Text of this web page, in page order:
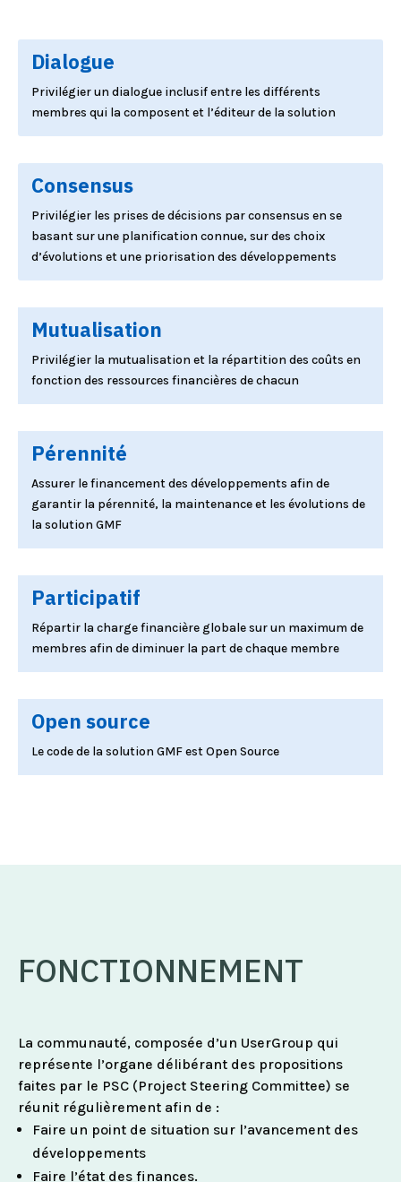
Dialogue
Privilégier un dialogue inclusif entre les différents
membres qui la composent et l’éditeur de la solution
Consensus
Privilégier les prises de décisions par consensus en se
basant sur une planification connue, sur des choix
d’évolutions et une priorisation des développements
Mutualisation
Privilégier la mutualisation et la répartition des coûts en
fonction des ressources financières de chacun
Pérennité
Assurer le financement des développements afin de
garantir la pérennité, la maintenance et les évolutions de
la solution GMF
Participatif
Répartir la charge financière globale sur un maximum de
membres afin de diminuer la part de chaque membre
Open source
Le code de la solution GMF est Open Source
FONCTIONNEMENT
La communauté, composée d’un UserGroup qui
représente l’organe délibérant des propositions
faites par le PSC (Project Steering Committee) se
réunit régulièrement afin de :
Faire un point de situation sur l’avancement des
développements
Faire l’état des finances.